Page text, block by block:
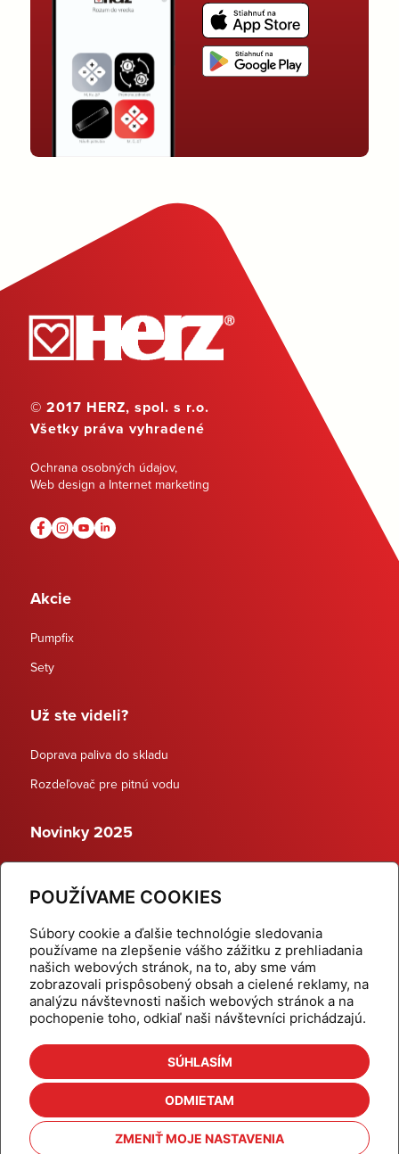
POUŽÍVAME COOKIES
Súbory cookie a ďalšie technológie sledovania
používame na zlepšenie vášho zážitku z prehliadania
našich webových stránok, na to, aby sme vám
zobrazovali prispôsobený obsah a cielené reklamy, na
analýzu návštevnosti našich webových stránok a na
pochopenie toho, odkiaľ naši návštevníci prichádzajú.
SÚHLASÍM
ODMIETAM
ZMENIŤ MOJE NASTAVENIA
© 2017 HERZ, spol. s r.o.
Všetky práva vyhradené
Ochrana osobných údajov,
Web design a Internet marketing
Akcie
Pumpfix
Sety
Už ste videli?
Doprava paliva do skladu
Rozdeľovač pre pitnú vodu
Novinky 2025
Dynamické termostatické ventily
Domov
Produkty
Aktuality
Odber šikovné tipy
Kalkulačky
Cenníky
Na stiahnutie
Referencie
Kontakt